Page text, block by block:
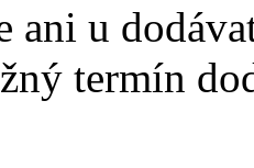
ani u
termín